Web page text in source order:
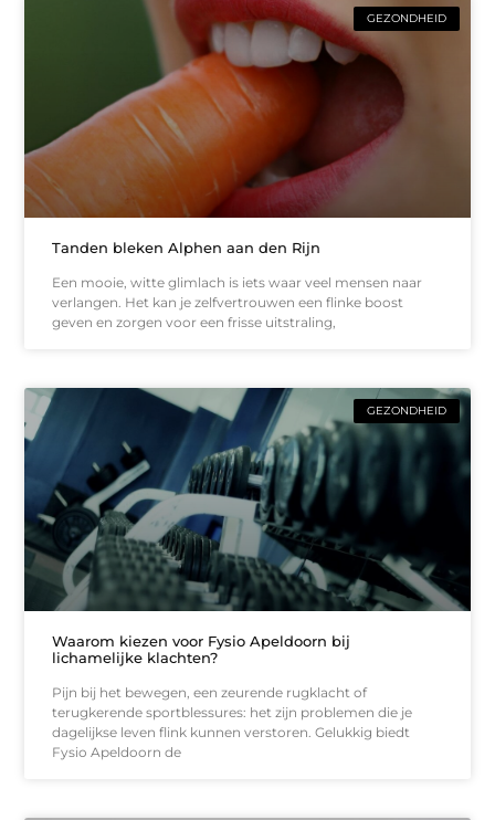
GEZONDHEID
Tanden bleken Alphen aan den Rijn
Een mooie, witte glimlach is iets waar veel mensen naar
verlangen. Het kan je zelfvertrouwen een flinke boost
geven en zorgen voor een frisse uitstraling,
GEZONDHEID
Waarom kiezen voor Fysio Apeldoorn bij
lichamelijke klachten?
Pijn bij het bewegen, een zeurende rugklacht of
terugkerende sportblessures: het zijn problemen die je
dagelijkse leven flink kunnen verstoren. Gelukkig biedt
Fysio Apeldoorn de